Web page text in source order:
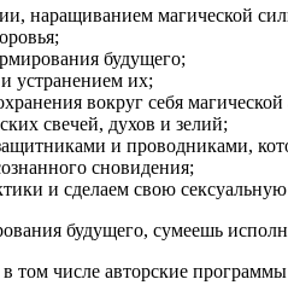
наращиванием магической
будущего;
устранением их;
вокруг себя магической
свечей, духов и зелий;
и проводниками,
сновидения;
и сделаем свою
будущего, сумеешь
том числе авторские